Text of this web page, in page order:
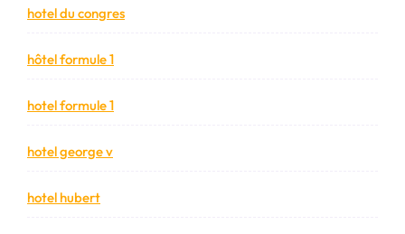
hotel du congres
hôtel formule 1
hotel formule 1
hotel george v
hotel hubert